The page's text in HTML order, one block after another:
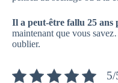
Il a peut-être fallu 25 ans
maintenant que vous
oublier.